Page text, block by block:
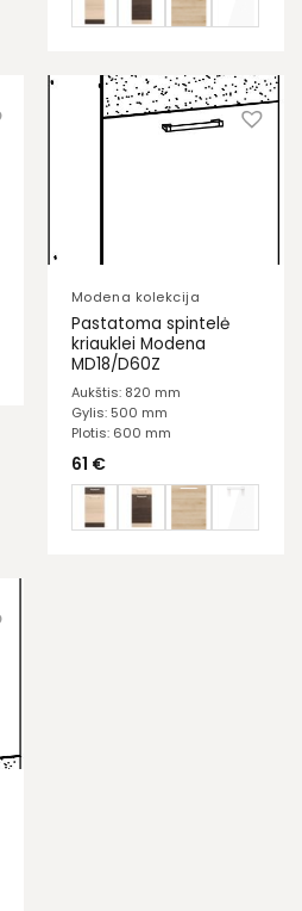
Modena kolekcija
Pastatoma spintelė
kriauklei Modena
MD18/D60Z
Aukštis: 820 mm
Gylis: 500 mm
Plotis: 600 mm
61 €